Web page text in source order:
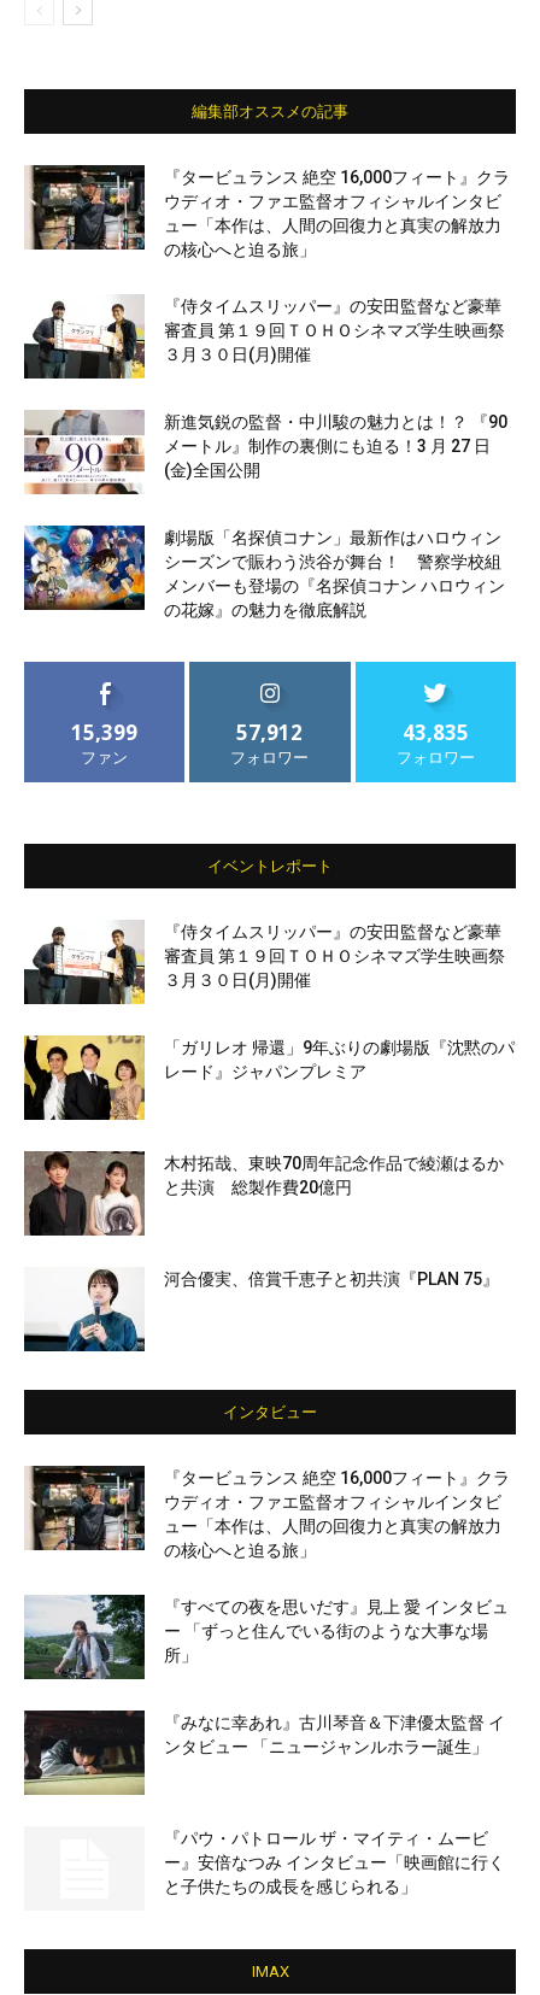
編集部オススメの記事
『タービュランス 絶空 16,000フィート』クラ
ウディオ・ファエ監督オフィシャルインタビ
ュー「本作は、人間の回復力と真実の解放力
の核心へと迫る旅」
『侍タイムスリッパー』の安田監督など豪華
審査員 第１９回ＴＯＨＯシネマズ学生映画祭
３月３０日(月)開催
新進気鋭の監督・中川駿の魅力とは！？ 『90
メートル』制作の裏側にも迫る！3 月 27 日
(金)全国公開
劇場版「名探偵コナン」最新作はハロウィン
シーズンで賑わう渋谷が舞台！ 警察学校組
メンバーも登場の『名探偵コナン ハロウィン
の花嫁』の魅力を徹底解説
15,399
ファン
57,912
フォロワー
43,835
フォロワー
イベントレポート
『侍タイムスリッパー』の安田監督など豪華
審査員 第１９回ＴＯＨＯシネマズ学生映画祭
３月３０日(月)開催
「ガリレオ 帰還」9年ぶりの劇場版『沈黙のパ
レード』ジャパンプレミア
木村拓哉、東映70周年記念作品で綾瀬はるか
と共演 総製作費20億円
河合優実、倍賞千恵子と初共演『PLAN 75』
インタビュー
『タービュランス 絶空 16,000フィート』クラ
ウディオ・ファエ監督オフィシャルインタビ
ュー「本作は、人間の回復力と真実の解放力
の核心へと迫る旅」
『すべての夜を思いだす』見上 愛 インタビュ
ー 「ずっと住んでいる街のような大事な場
所」
『みなに幸あれ』古川琴音＆下津優太監督 イ
ンタビュー 「ニュージャンルホラー誕生」
『パウ・パトロール ザ・マイティ・ムービ
ー』安倍なつみ インタビュー「映画館に行く
と子供たちの成長を感じられる」
IMAX